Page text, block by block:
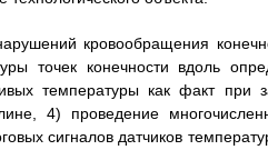
кровообращения
точек конечности вдоль
температуры как факт при
4) проведение
сигналов датчиков